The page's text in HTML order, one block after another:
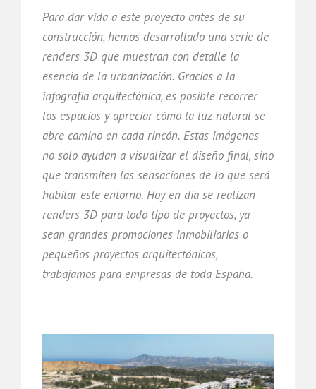
Para dar vida a este proyecto antes de su
construcción, hemos desarrollado una serie de
renders 3D que muestran con detalle la
esencia de la urbanización. Gracias a la
infografía arquitectónica, es posible recorrer
los espacios y apreciar cómo la luz natural se
abre camino en cada rincón. Estas imágenes
no solo ayudan a visualizar el diseño final, sino
que transmiten las sensaciones de lo que será
habitar este entorno. Hoy en día se realizan
renders 3D para todo tipo de proyectos, ya
sean grandes promociones inmobiliarias o
pequeños proyectos arquitectónicos,
trabajamos para empresas de toda España.